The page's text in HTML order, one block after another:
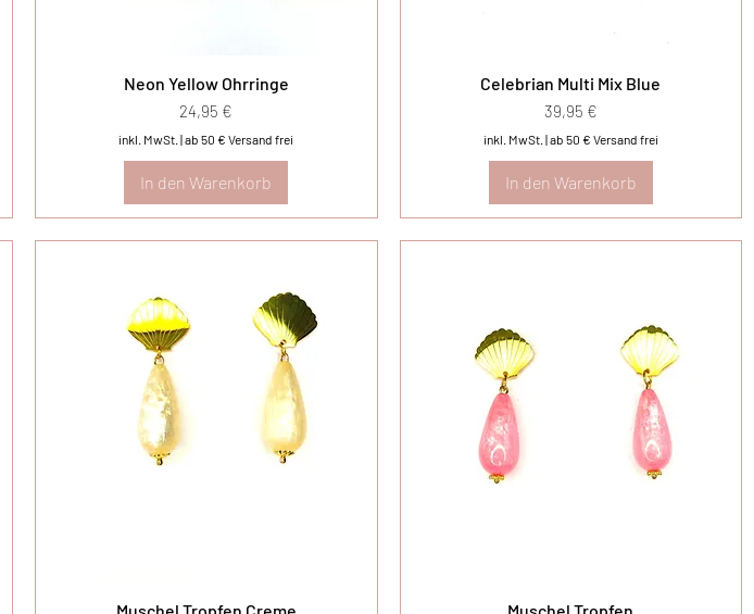
Neon Yellow Ohrringe
Preis
24,95 €
inkl. MwSt. |ab 50 € Versand frei
In den Warenkorb
Celebrian Multi Mix Blue
Preis
39,95 €
inkl. MwSt. |ab 50 € Versand frei
In den Warenkorb